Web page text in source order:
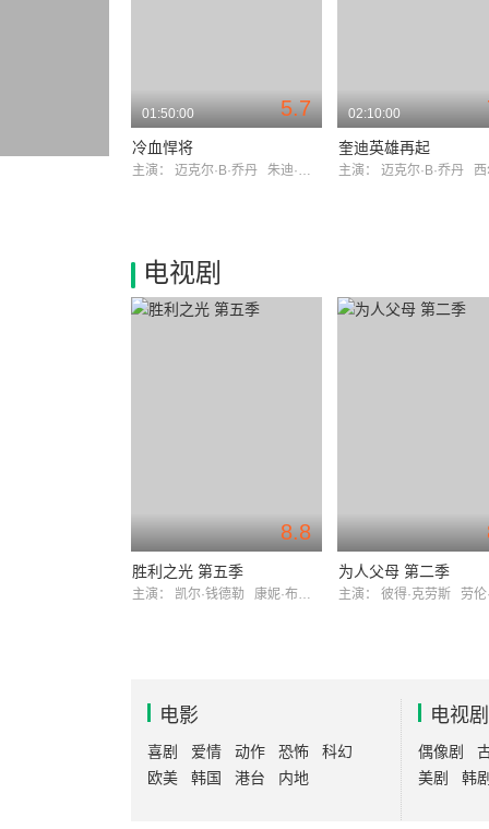
5.7
01:50:00
冷血悍将
主演： 迈克尔·B·乔丹 朱迪·特纳-史密斯
02:10:00
奎迪英雄再起
主演： 迈克尔·B·乔丹 西尔
电视剧
8.8
胜利之光 第五季
主演： 凯尔·钱德勒 康妮·布里顿
为人父母 第二季
主演： 彼得·克劳斯 劳伦·格
电影
喜剧 爱情 动作 恐怖
科幻
欧美
韩国 港台 内地
电视剧
偶像剧
美剧
韩